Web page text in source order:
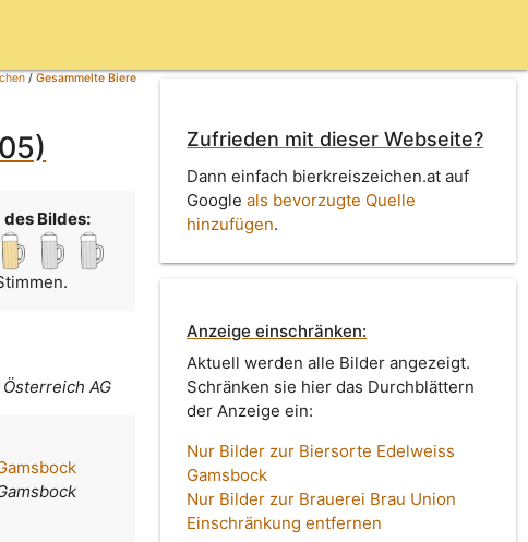
/Gesammelte Biere
Bildes:
AG
Zufrieden mit dieser Webseite?
Dann einfach bierkreiszeichen.at auf
Googleals bevorzugte Quelle
hinzufügen.
Anzeige einschränken:
Aktuell werden alle Bilder angezeigt.
Schränken sie hier das Durchblättern
der Anzeige ein:
Nur Bilder zur Biersorte Edelweiss
Gamsbock
Nur Bilder zur Brauerei Brau Union
Einschränkung entfernen